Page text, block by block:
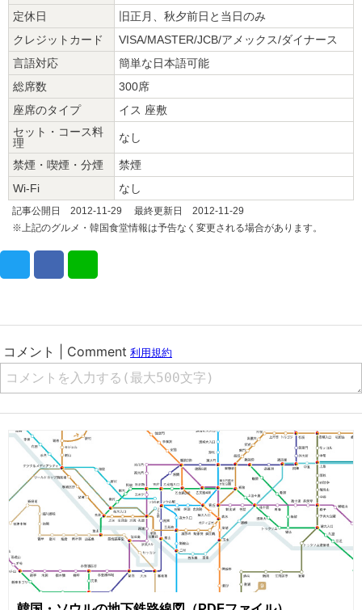
定休日
旧正月、秋夕前日と当日のみ
クレジットカード
VISA/MASTER/JCB/アメックス/ダイナース
言語対応
簡単な日本語可能
総席数
300席
座席のタイプ
イス 座敷
セット・コース料
理
なし
禁煙・喫煙・分煙
禁煙
Wi-Fi
なし
記事公開日 2012-11-29 最終更新日 2012-11-29
※上記のグルメ・韓国食堂情報は予告なく変更される場合があります。